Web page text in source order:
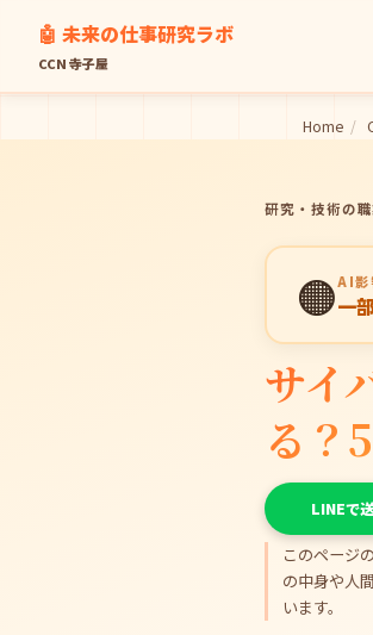
🤖 未来の仕事研究ラボ
CCN 寺子屋
Home /
研究・技術の職
🟠AI影
一
サイ
る？
LINEで
このページ
の中身や人
います。